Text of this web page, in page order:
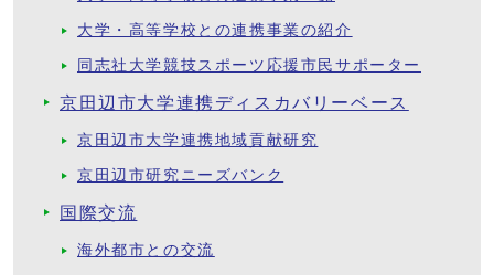
大学・高等学校との連携事業の紹介
同志社大学競技スポーツ応援市民サポーター
京田辺市大学連携ディスカバリーベース
京田辺市大学連携地域貢献研究
京田辺市研究ニーズバンク
国際交流
海外都市との交流